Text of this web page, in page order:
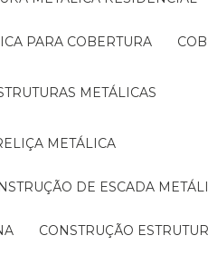
PARA COBERTURA
METÁLICAS
METÁLICA
DE ESCADA
CONSTRUÇÃO